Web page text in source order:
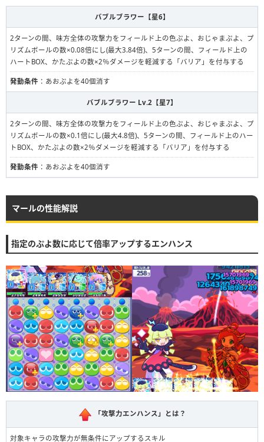
バブルブラワー【星6】
2ターンの間、味方全体の攻撃力をフィールド上の色ぷよ、おじゃまぷよ、プ
リズムボールの数×0.08倍にし(最大3.84倍)、5ターンの間、フィールド上の
ハートBOX、かたぷよの数×2％ダメージを軽減する「バリア」を付与する
発動条件 ：あおぷよを40個消す
バブルブラワー Lv.2【星7】
2ターンの間、味方全体の攻撃力をフィールド上の色ぷよ、おじゃまぷよ、プ
リズムボールの数×0.1倍にし(最大4.8倍)、5ターンの間、フィールド上のハー
トBOX、かたぷよの数×2％ダメージを軽減する「バリア」を付与する
発動条件 ：あおぷよを40個消す
マールの性能解説
指定のぷよ数に応じて倍率アップするエンハンス
「攻撃力エンハンス」とは？
対象キャラの攻撃力が無条件にアップするスキル